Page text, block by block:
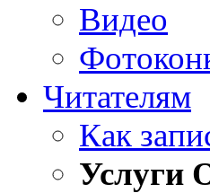
Видео
Читателям
Как